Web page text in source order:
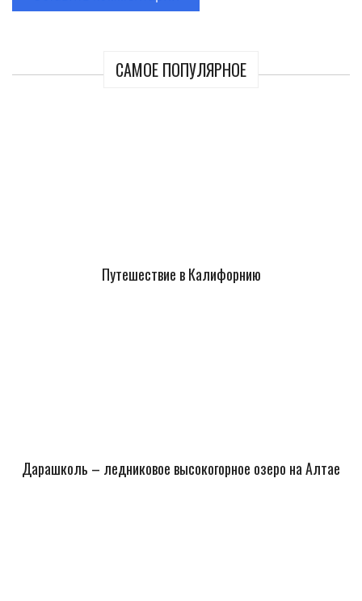
САМОЕ ПОПУЛЯРНОЕ
Путешествие в Калифорнию
Дарашколь – ледниковое высокогорное озеро на Алтае